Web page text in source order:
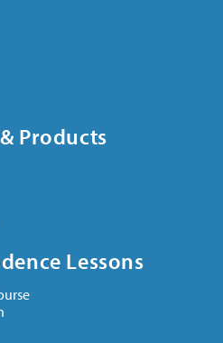
Products
Lessons